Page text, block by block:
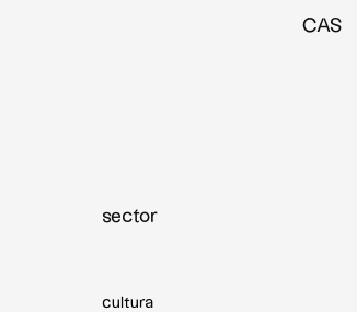
CAS
sector
cultura